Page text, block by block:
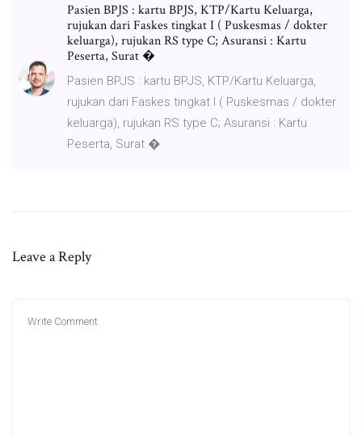
Pasien BPJS : kartu BPJS, KTP/Kartu Keluarga,
rujukan dari Faskes tingkat I ( Puskesmas / dokter
keluarga), rujukan RS type C; Asuransi : Kartu
Peserta, Surat �
Pasien BPJS : kartu BPJS, KTP/Kartu Keluarga,
rujukan dari Faskes tingkat I ( Puskesmas / dokter
keluarga), rujukan RS type C; Asuransi : Kartu
Peserta, Surat �
Leave a Reply